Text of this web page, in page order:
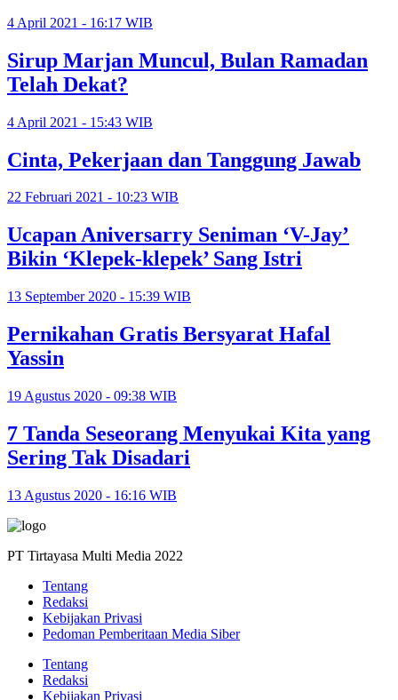
4 April 2021 - 16:17 WIB
Sirup Marjan Muncul, Bulan Ramadan
Telah Dekat?
4 April 2021 - 15:43 WIB
Cinta, Pekerjaan dan Tanggung Jawab
22 Februari 2021 - 10:23 WIB
Ucapan Aniversarry Seniman ‘V-Jay’
Bikin ‘Klepek-klepek’ Sang Istri
13 September 2020 - 15:39 WIB
Pernikahan Gratis Bersyarat Hafal
Yassin
19 Agustus 2020 - 09:38 WIB
7 Tanda Seseorang Menyukai Kita yang
Sering Tak Disadari
13 Agustus 2020 - 16:16 WIB
PT Tirtayasa Multi Media 2022
Tentang
Redaksi
Kebijakan Privasi
Pedoman Pemberitaan Media Siber
Tentang
Redaksi
Kebijakan Privasi